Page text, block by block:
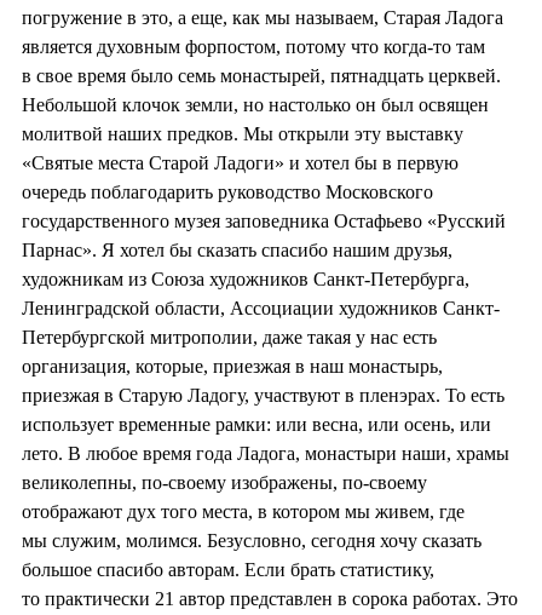
погружение в это, а еще, как мы называем, Старая Ладога
является духовным форпостом, потому что когда-то там
в свое время было семь монастырей, пятнадцать церквей.
Небольшой клочок земли, но настолько он был освящен
молитвой наших предков. Мы открыли эту выставку
«Святые места Старой Ладоги» и хотел бы в первую
очередь поблагодарить руководство Московского
государственного музея заповедника Остафьево «Русский
Парнас». Я хотел бы сказать спасибо нашим друзья,
художникам из Союза художников Санкт-Петербурга,
Ленинградской области, Ассоциации художников Санкт-
Петербургской митрополии, даже такая у нас есть
организация, которые, приезжая в наш монастырь,
приезжая в Старую Ладогу, участвуют в пленэрах. То есть
использует временные рамки: или весна, или осень, или
лето. В любое время года Ладога, монастыри наши, храмы
великолепны, по-своему изображены, по-своему
отображают дух того места, в котором мы живем, где
мы служим, молимся. Безусловно, сегодня хочу сказать
большое спасибо авторам. Если брать статистику,
то практически 21 автор представлен в сорока работах. Это